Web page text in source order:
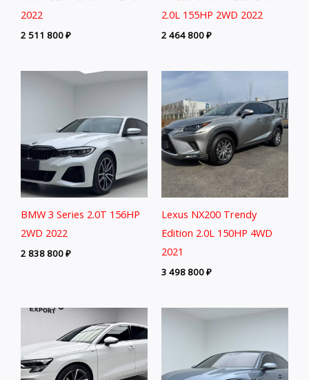
2022
2 511 800₽
2.0L 155HP 2WD 2022
2 464 800₽
BMW 3 Series 2.0T 156HP
2WD 2022
2 838 800₽
Lexus NX200 Trendy
Edition 2.0L 150HP 4WD
2021
3 498 800₽